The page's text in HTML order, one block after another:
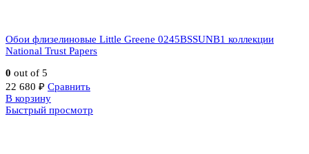
Обои флизелиновые Little Greene 0245BSSUNB1 коллекции
National Trust Papers
0 out of 5
22 680 ₽ Сравнить
В корзину
Быстрый просмотр